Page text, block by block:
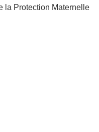
la Protection Maternelle